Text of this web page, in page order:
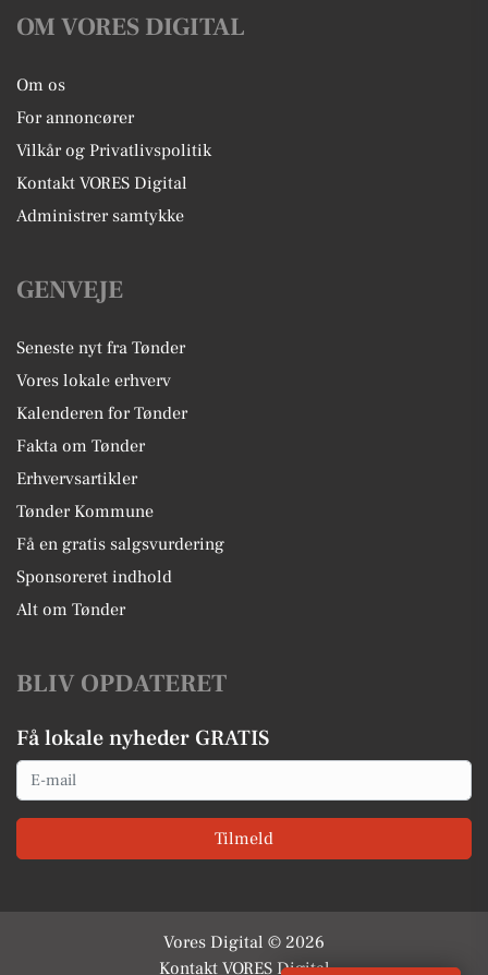
OM VORES DIGITAL
Om os
For annoncører
Vilkår og Privatlivspolitik
Kontakt VORES Digital
Administrer samtykke
GENVEJE
Seneste nyt fra Tønder
Vores lokale erhverv
Kalenderen for Tønder
Fakta om Tønder
Erhvervsartikler
Tønder Kommune
Få en gratis salgsvurdering
Sponsoreret indhold
Alt om Tønder
BLIV OPDATERET
Få lokale nyheder GRATIS
Email
Tilmeld
Vores Digital © 2026
Kontakt VORES Digital